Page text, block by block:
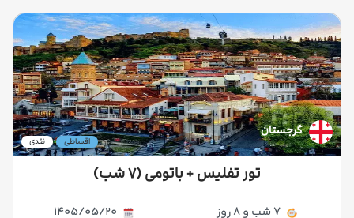
گرجستان
نقدی اقساطی
تور تفلیس + باتومی (۷ شب)